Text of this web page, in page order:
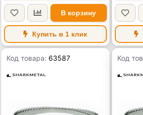
В корзину
Купить в 1 клик
Код товара: 63587 Код